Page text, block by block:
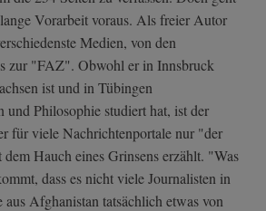
Vorarbeit voraus. Als freier Autor
Medien, von den
zur "FAZ". Obwohl er in Innsbruck
ist und in Tübingen
und Philosophie studiert hat, ist der
für viele Nachrichtenportale nur "der
Hauch eines Grinsens erzählt. "Was
dass es nicht viele Journalisten in
Afghanistan tatsächlich etwas von